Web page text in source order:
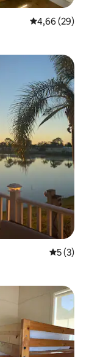
4,66 av 5 i
4,66 (29)
5 av 5 i
5 (3)